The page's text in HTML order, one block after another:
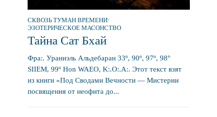
СКВОЗЬ ТУМАН ВРЕМЕНИ•
ЭЗОТЕРИЧЕСКОЕ МАСОНСТВО
Тайна Сат Бхай
Фра:. Ураниэль Альдебаран 33º, 90º, 97º, 98°
SIIEM, 99º Hon WAEO, K:.O:.A:. Этот текст взят
из книги «Под Сводами Вечности — Мистерии
посвящения от неофита до...